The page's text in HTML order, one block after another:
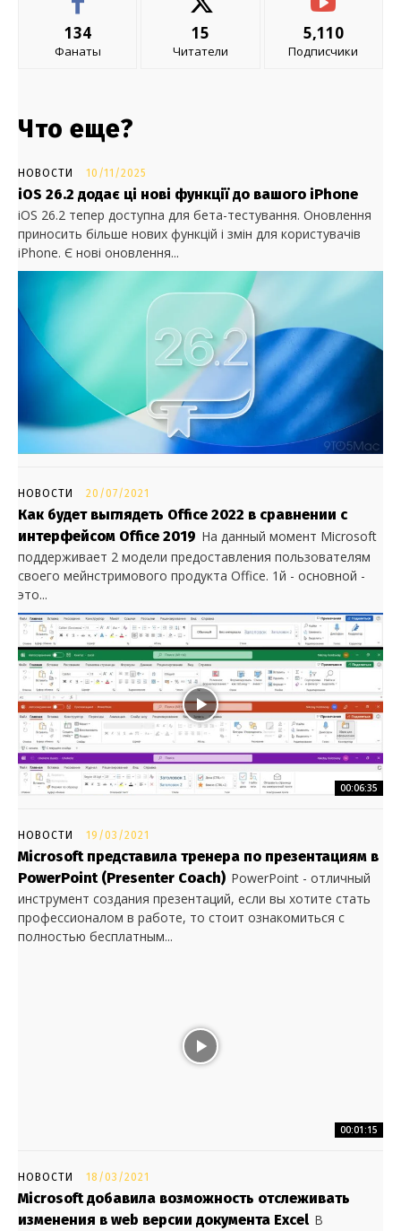
134
Фанаты
15
Читатели
5,110
Подписчики
Что еще?
НОВОСТИ 10/11/2025
iOS 26.2 додає ці нові функції до вашого iPhone
iOS 26.2 тепер доступна для бета-тестування. Оновлення
приносить більше нових функцій і змін для користувачів
iPhone. Є нові оновлення...
НОВОСТИ 20/07/2021
Как будет выглядеть Office 2022 в сравнении с
интерфейсом Office 2019 На данный момент Microsoft
поддерживает 2 модели предоставления пользователям
своего мейнстримового продукта Office. 1й - основной -
это...
00:06:35
НОВОСТИ 19/03/2021
Microsoft представила тренера по презентациям в
PowerPoint (Presenter Coach) PowerPoint - отличный
инструмент создания презентаций, если вы хотите стать
профессионалом в работе, то стоит ознакомиться с
полностью бесплатным...
00:01:15
НОВОСТИ 18/03/2021
Microsoft добавила возможность отслеживать
изменения в web версии документа Excel В